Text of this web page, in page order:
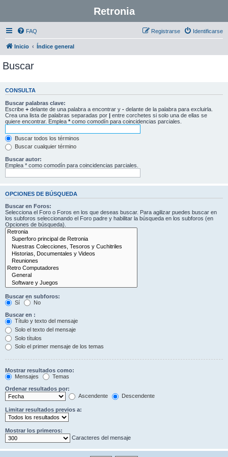
Retronia
FAQ Identificarse
Registrarse
Inicio Índice general
Buscar
CONSULTA
Buscar palabras clave:
Escribe + delante de una palabra a encontrar y - delante de la palabra para excluirla.
Crea una lista de palabras separadas por | entre corchetes si solo una de ellas se
quiere encontrar. Emplea * como comodín para coincidencias parciales.
Buscar todos los términos
Buscar cualquier término
Buscar autor:
Emplea * como comodín para coincidencias parciales.
OPCIONES DE BÚSQUEDA
Buscar en Foros:
Selecciona el Foro o Foros en los que deseas buscar. Para agilizar puedes buscar en
los subforos seleccionando el Foro padre y habilitar la búsqueda en los subforos (en
Opciones de búsqueda).
Buscar en subforos:
Sí
No
Buscar en :
Título y texto del mensaje
Solo el texto del mensaje
Solo títulos
Solo el primer mensaje de los temas
Mostrar resultados como:
Mensajes
Temas
Ordenar resultados por:
Ascendente
Descendente
Limitar resultados previos a:
Mostrar los primeros:
Caracteres del mensaje